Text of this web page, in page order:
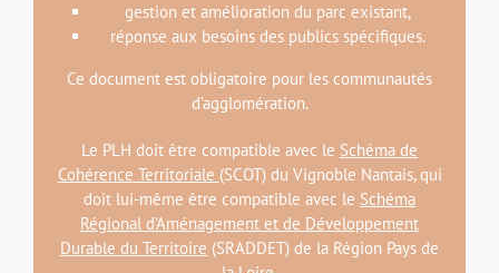
gestion et amélioration du parc existant,
réponse aux besoins des publics spécifiques.
Ce document est obligatoire pour les communautés
d’agglomération.
Le PLH doit être compatible avec le Schéma de
Cohérence Territoriale (SCOT) du Vignoble Nantais, qui
doit lui-même être compatible avec le Schéma
Régional d’Aménagement et de Développement
Durable du Territoire (SRADDET) de la Région Pays de